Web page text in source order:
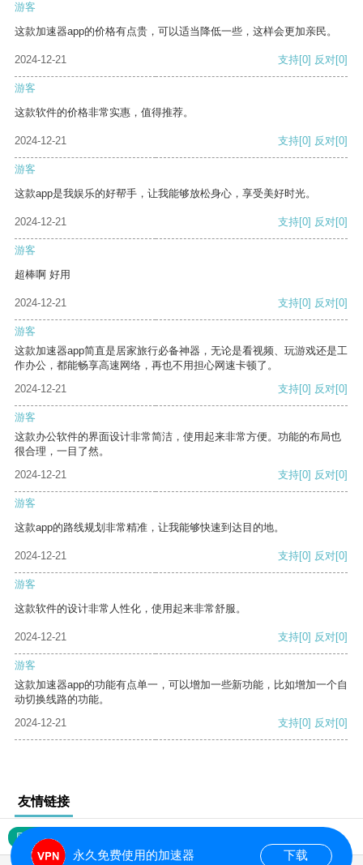
游客
这款加速器app的价格有点贵，可以适当降低一些，这样会更加亲民。
2024-12-21 支持[0] 反对[0]
游客
这款软件的价格非常实惠，值得推荐。
2024-12-21 支持[0] 反对[0]
游客
这款app是我娱乐的好帮手，让我能够放松身心，享受美好时光。
2024-12-21 支持[0] 反对[0]
游客
超棒啊 好用
2024-12-21 支持[0] 反对[0]
游客
这款加速器app简直是居家旅行必备神器，无论是看视频、玩游戏还是工
作办公，都能畅享高速网络，再也不用担心网速卡顿了。
2024-12-21
支持[0] 反对[0]
游客
这款办公软件的界面设计非常简洁，使用起来非常方便。功能的布局也
很合理，一目了然。
2024-12-21
支持[0] 反对[0]
游客
这款app的路线规划非常精准，让我能够快速到达目的地。
2024-12-21 支持[0] 反对[0]
游客
这款软件的设计非常人性化，使用起来非常舒服。
2024-12-21 支持[0] 反对[0]
游客
这款加速器app的功能有点单一，可以增加一些新功能，比如增加一个自
动切换线路的功能。
2024-12-21
支持[0] 反对[0]
友情链接
网站地图
永久免费使用的加速器 下载